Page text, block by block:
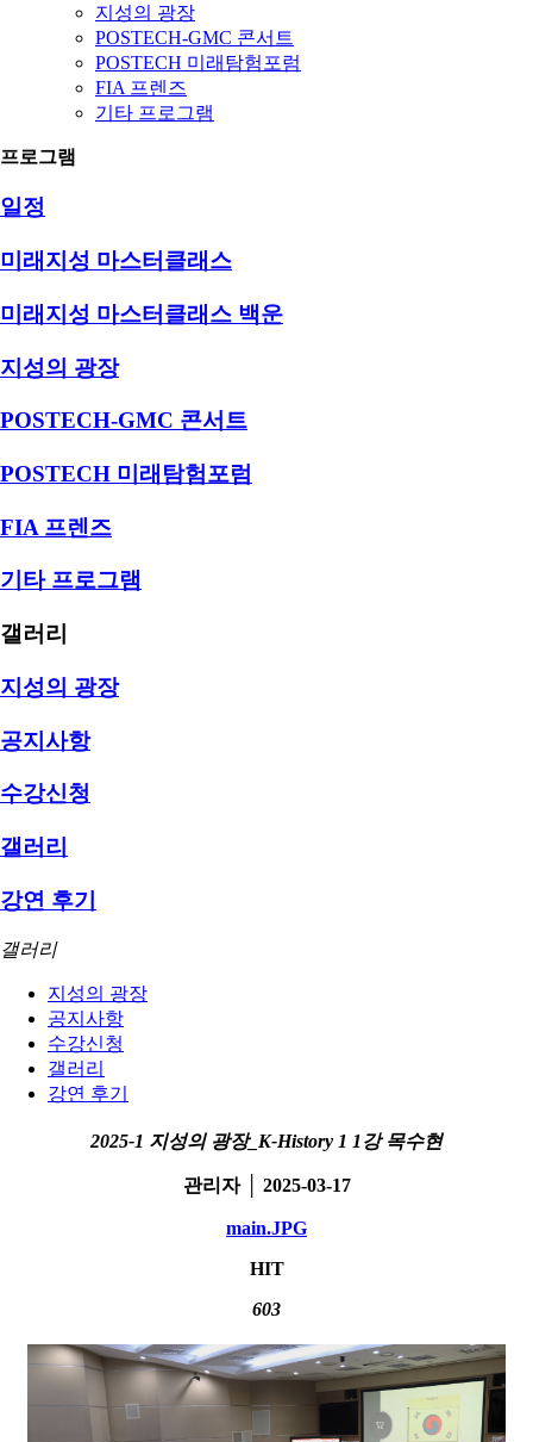
지성의 광장
POSTECH-GMC 콘서트
POSTECH 미래탐험포럼
FIA 프렌즈
기타 프로그램
프로그램
일정
미래지성 마스터클래스
미래지성 마스터클래스 백운
지성의 광장
POSTECH-GMC 콘서트
POSTECH 미래탐험포럼
FIA 프렌즈
기타 프로그램
갤러리
지성의 광장
공지사항
수강신청
갤러리
강연 후기
갤러리
지성의 광장
공지사항
수강신청
갤러리
강연 후기
2025-1 지성의 광장_K-History 1 1강 목수현
관리자 │ 2025-03-17
main.JPG
HIT
603